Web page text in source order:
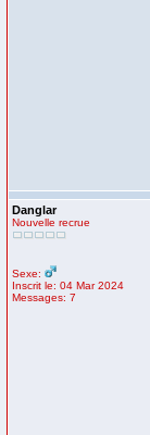
Danglar
Nouvelle recrue
Sexe:
Inscrit le: 04 Mar 2024
Messages: 7